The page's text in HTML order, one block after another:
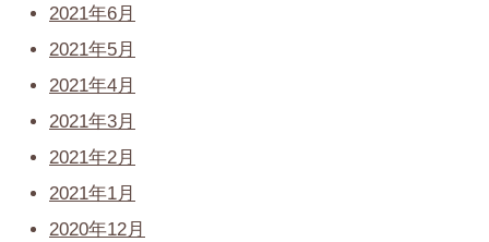
2021年6月
2021年5月
2021年4月
2021年3月
2021年2月
2021年1月
2020年12月